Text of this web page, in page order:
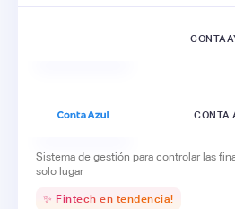
CONTA
Sistema de gestión para controlar las
solo lugar
✨ Fintech en tendencia!